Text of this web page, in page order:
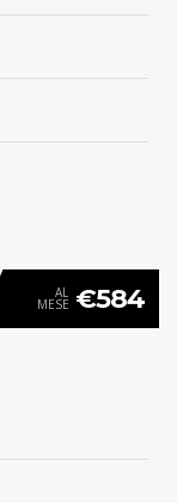
AL
MESE €584